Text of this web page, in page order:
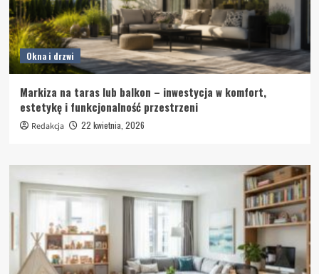
Okna i drzwi
Markiza na taras lub balkon – inwestycja w komfort,
estetykę i funkcjonalność przestrzeni
Redakcja 22 kwietnia, 2026